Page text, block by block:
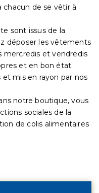
de se vêtir à
sont issus de la
déposer les vêtements
mercredis et vendredis
et en bon état.
mis en rayon par nos
notre boutique, vous
sociales de la
de colis alimentaires